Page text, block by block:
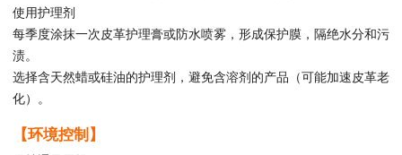
使用护理剂
每季度涂抹一次皮革护理膏或防水喷雾，形成保护膜，隔绝水分和污
渍。
选择含天然蜡或硅油的护理剂，避免含溶剂的产品（可能加速皮革老
化）。
【环境控制】